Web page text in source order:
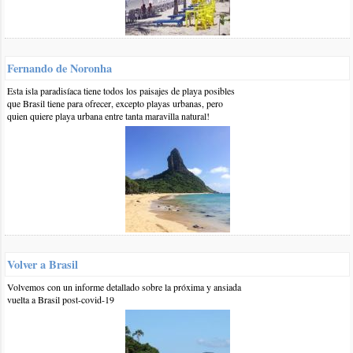
de mayo y queremos ir a una playa tranquila. Como no teníamos
nada alquilamos del 29 al 3 en ponta verde pero queremos ir a
alguna información para la fecha del 3 de mayo al 19 de abril?
Hola! Estamos pensado con mi novio ir en marzo 2020 a alguna
playa de Brasil... y pensábamos en Río de Janeiro... pero dude
mucho con respecto a la inseguridad y a las distancia y accesos
a pie de los hoteles a las playas... Otra opción era Maceió pero
es cierto que las playas son sucias?? Que todo desecho de los
baños van a parar al mar??? Por favor necesitaría que alguien
Hola, tengo pensado ir a Maceió pero me dijeron que las playas
Fernando de Noronha
Esta isla paradisíaca tiene todos los paisajes de playa posibles
que Brasil tiene para ofrecer, excepto playas urbanas, pero
quien quiere playa urbana entre tanta maravilla natural!
Volver a Brasil
Volvemos con un informe detallado sobre la próxima y ansiada
vuelta a Brasil post-covid-19